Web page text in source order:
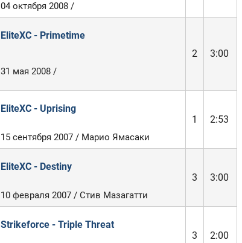
04 октября 2008 /
EliteXC - Primetime
2
3:00
31 мая 2008 /
EliteXC - Uprising
1
2:53
15 сентября 2007 / Марио Ямасаки
EliteXC - Destiny
3
3:00
10 февраля 2007 / Стив Мазагатти
Strikeforce - Triple Threat
3
2:00